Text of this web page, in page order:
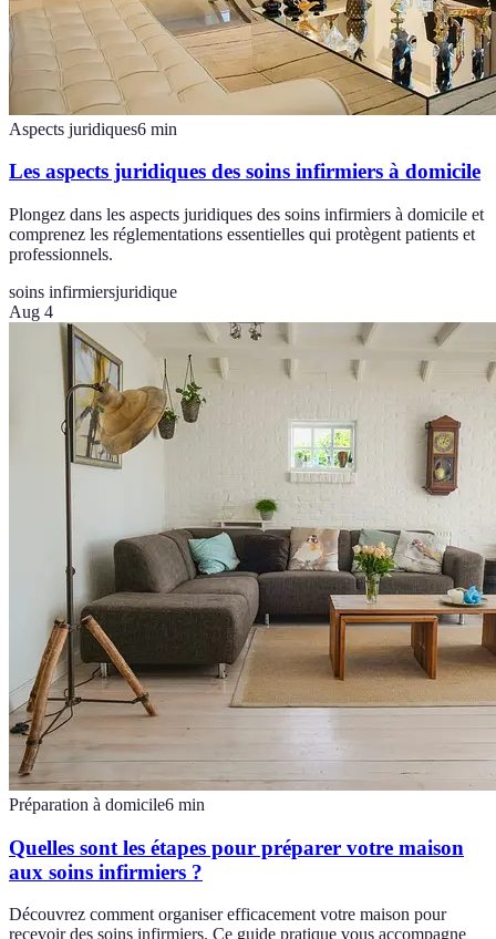
Aspects juridiques6 min
Les aspects juridiques des soins infirmiers à domicile
Plongez dans les aspects juridiques des soins infirmiers à domicile et
comprenez les réglementations essentielles qui protègent patients et
professionnels.
soins infirmiersjuridique
Aug 4
Préparation à domicile6 min
Quelles sont les étapes pour préparer votre maison
aux soins infirmiers ?
Découvrez comment organiser efficacement votre maison pour
recevoir des soins infirmiers. Ce guide pratique vous accompagne